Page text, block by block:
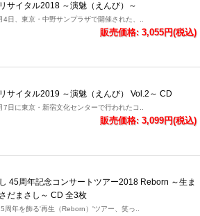
サイタル2018 ～演魅（えんび）～
日、東京・中野サンプラザで開催された、..
販売価格: 3,055円(税込)
サイタル2019 ～演魅（えんび） Vol.2～ CD
日に東京・新宿文化センターで行われたコ..
販売価格: 3,099円(税込)
45周年記念コンサートツアー2018 Reborn ～生ま
だまさし～ CD 全3枚
周年を飾る'再生（Reborn）'ツアー、笑っ..